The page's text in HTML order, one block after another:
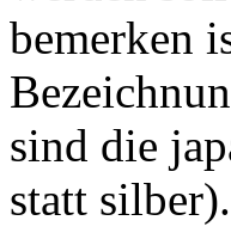
bemerken
sind die
statt silber).